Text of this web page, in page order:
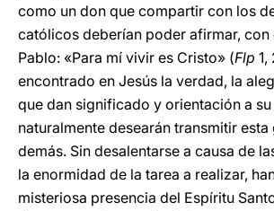
como un don que compartir con los
católicos deberían poder afirmar, con
Pablo: «Para mí vivir es Cristo» (Flp 1,
encontrado en Jesús la verdad, la
que dan significado y orientación a su
naturalmente desearán transmitir esta
demás. Sin desalentarse a causa de
la enormidad de la tarea a realizar,
misteriosa presencia del Espíritu